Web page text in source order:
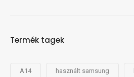
Termék tagek
A14 használt samsung